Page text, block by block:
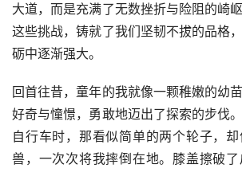
大道，而是充满了无数挫折与险阻的崎
这些挑战，铸就了我们坚韧不拔的品格
砺中逐渐强大。
回首往昔，童年的我就像一颗稚嫩的幼
好奇与憧憬，勇敢地迈出了探索的步伐
自行车时，那看似简单的两个轮子，
兽，一次次将我摔倒在地。膝盖擦破